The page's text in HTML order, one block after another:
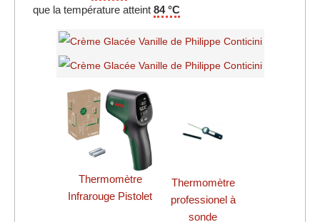
que la température atteint 84 °C
Thermomètre
Infrarouge Pistolet
Thermomètre
professionel à
sonde